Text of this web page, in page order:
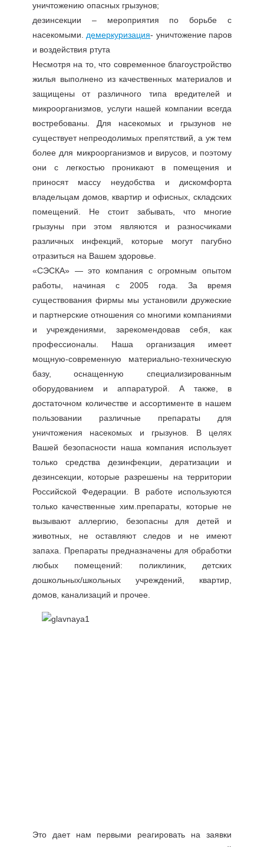
уничтожению опасных грызунов;
дезинсекции – мероприятия по борьбе с
насекомыми. демеркуризация- уничтожение паров
и воздействия ртута
Несмотря на то, что современное благоустройство
жилья выполнено из качественных материалов и
защищены от различного типа вредителей и
микроорганизмов, услуги нашей компании всегда
востребованы. Для насекомых и грызунов не
существует непреодолимых препятствий, а уж тем
более для микроорганизмов и вирусов, и поэтому
они с легкостью проникают в помещения и
приносят массу неудобства и дискомфорта
владельцам домов, квартир и офисных, складских
помещений. Не стоит забывать, что многие
грызуны при этом являются и разносчиками
различных инфекций, которые могут пагубно
отразиться на Вашем здоровье.
«СЭСКА» — это компания с огромным опытом
работы, начиная с 2005 года. За время
существования фирмы мы установили дружеские
и партнерские отношения со многими компаниями
и учреждениями, зарекомендовав себя, как
профессионалы. Наша организация имеет
мощную-современную материально-техническую
базу, оснащенную специализированным
оборудованием и аппаратурой. А также, в
достаточном количестве и ассортименте в нашем
пользовании различные препараты для
уничтожения насекомых и грызунов. В целях
Вашей безопасности наша компания использует
только средства дезинфекции, дератизации и
дезинсекции, которые разрешены на территории
Российской Федерации. В работе используются
только качественные хим.препараты, которые не
вызывают аллергию, безопасны для детей и
животных, не оставляют следов и не имеют
запаха. Препараты предназначены для обработки
любых помещений: поликлиник, детских
дошкольных/школьных учреждений, квартир,
домов, канализаций и прочее.
Это дает нам первыми реагировать на заявки